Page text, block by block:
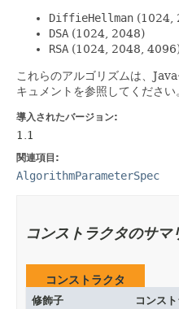
DiffieHellman (1024,
DSA (1024, 2048)
RSA (1024, 2048,
これらのアルゴリズムは、
キュメントを参照してください
導入されたバージョン:
1.1
関連項目:
AlgorithmParameterSpec
コンストラクタのサマ
コンストラクタ
修飾子 コンス